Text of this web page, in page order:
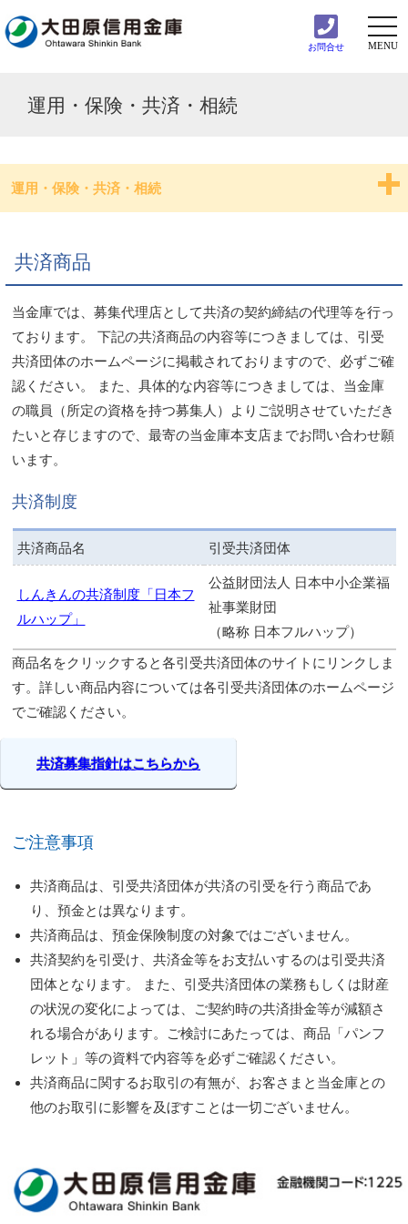
お問合せ MENU
運用・保険・共済・相続
運用・保険・共済・相続
各種規定等
終身保険
定期保険
医療保険・がん保険
介護保険
傷害保険
火災保険
事業性保険
共済商品
相続のお手続き
共済商品
当金庫では、募集代理店として共済の契約締結の代理等を行っ
ております。 下記の共済商品の内容等につきましては、引受
共済団体のホームページに掲載されておりますので、必ずご確
認ください。 また、具体的な内容等につきましては、当金庫
の職員（所定の資格を持つ募集人）よりご説明させていただき
たいと存じますので、最寄の当金庫本支店までお問い合わせ願
います。
共済制度
共済商品名 引受共済団体
しんきんの共済制度「日本フ
ルハップ」
公益財団法人 日本中小企業福
祉事業財団
（略称 日本フルハップ）
商品名をクリックすると各引受共済団体のサイトにリンクしま
す。詳しい商品内容については各引受共済団体のホームページ
でご確認ください。
共済募集指針はこちらから
ご注意事項
共済商品は、引受共済団体が共済の引受を行う商品であ
り、預金とは異なります。
共済商品は、預金保険制度の対象ではございません。
共済契約を引受け、共済金等をお支払いするのは引受共済
団体となります。 また、引受共済団体の業務もしくは財産
の状況の変化によっては、ご契約時の共済掛金等が減額さ
れる場合があります。ご検討にあたっては、商品「パンフ
レット」等の資料で内容等を必ずご確認ください。
共済商品に関するお取引の有無が、お客さまと当金庫との
他のお取引に影響を及ぼすことは一切ございません。